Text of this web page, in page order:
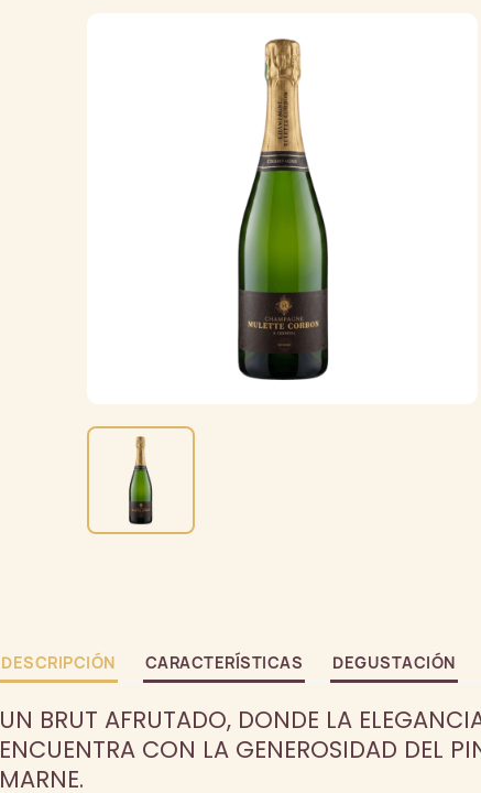
DESCRIPCIÓN CARACTERÍSTICAS DEGUSTACIÓN
UN BRUT AFRUTADO, DONDE LA
ENCUENTRA CON LA GENEROSIDAD DEL
MARNE.